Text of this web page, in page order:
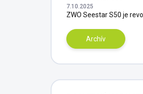
7.10.2025
ZWO Seestar S50 je
Archív